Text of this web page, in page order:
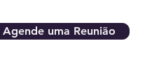
Agende uma Reunião